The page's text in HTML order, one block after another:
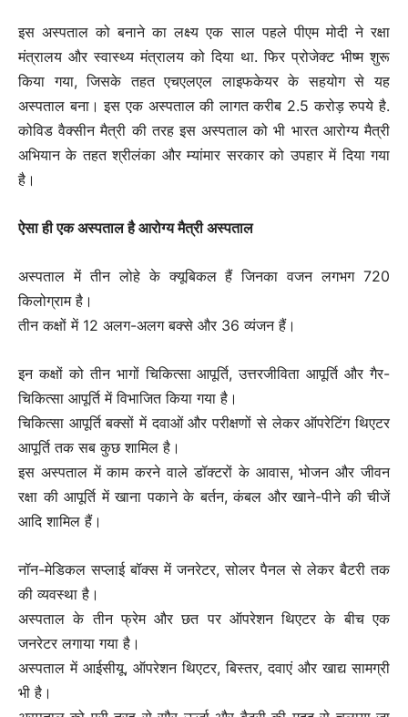
इस अस्पताल को बनाने का लक्ष्य एक साल पहले पीएम मोदी ने रक्षा
मंत्रालय और स्वास्थ्य मंत्रालय को दिया था. फिर प्रोजेक्ट भीष्म शुरू
किया गया, जिसके तहत एचएलएल लाइफकेयर के सहयोग से यह
अस्पताल बना। इस एक अस्पताल की लागत करीब 2.5 करोड़ रुपये है.
कोविड वैक्सीन मैत्री की तरह इस अस्पताल को भी भारत आरोग्य मैत्री
अभियान के तहत श्रीलंका और म्यांमार सरकार को उपहार में दिया गया
है।
ऐसा ही एक अस्पताल है आरोग्य मैत्री अस्पताल
अस्पताल में तीन लोहे के क्यूबिकल हैं जिनका वजन लगभग 720
किलोग्राम है।
तीन कक्षों में 12 अलग-अलग बक्से और 36 व्यंजन हैं।
इन कक्षों को तीन भागों चिकित्सा आपूर्ति, उत्तरजीविता आपूर्ति और गैर-
चिकित्सा आपूर्ति में विभाजित किया गया है।
चिकित्सा आपूर्ति बक्सों में दवाओं और परीक्षणों से लेकर ऑपरेटिंग थिएटर
आपूर्ति तक सब कुछ शामिल है।
इस अस्पताल में काम करने वाले डॉक्टरों के आवास, भोजन और जीवन
रक्षा की आपूर्ति में खाना पकाने के बर्तन, कंबल और खाने-पीने की चीजें
आदि शामिल हैं।
नॉन-मेडिकल सप्लाई बॉक्स में जनरेटर, सोलर पैनल से लेकर बैटरी तक
की व्यवस्था है।
अस्पताल के तीन फ्रेम और छत पर ऑपरेशन थिएटर के बीच एक
जनरेटर लगाया गया है।
अस्पताल में आईसीयू, ऑपरेशन थिएटर, बिस्तर, दवाएं और खाद्य सामग्री
भी है।